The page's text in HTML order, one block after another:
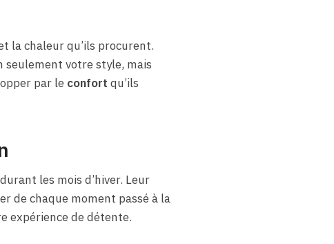
la chaleur qu’ils procurent.
seulement votre style, mais
par le confort qu’ils
durant les mois d’hiver. Leur
de chaque moment passé à la
expérience de détente.